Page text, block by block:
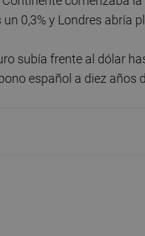
0,3% y Londres abría
subía frente al dólar
español a diez años